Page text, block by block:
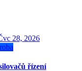
28, 2026
řízení